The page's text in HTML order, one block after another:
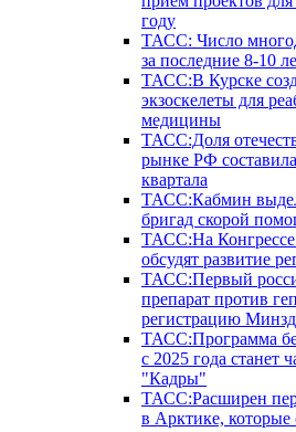
году
ТАСС: Число
за последние 8-10
ТАСС:В Курске
экзоскелеты для
медицины
ТАСС:Доля
рынке РФ
квартала
ТАСС:Кабмин
бригад скорой
ТАСС:На
обсудят развитие
ТАСС:Первый
препарат против
регистрацию
ТАСС:Программа
с 2025 года станет
"Кадры"
ТАСС:Расширен
в Арктике, которые